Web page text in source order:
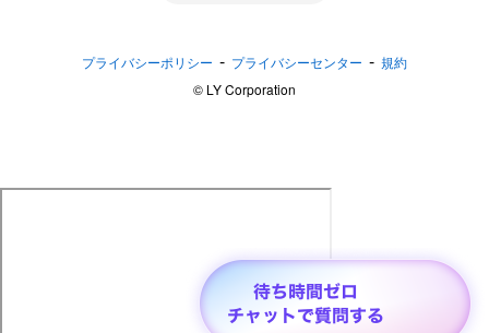
プライバシーポリシー - プライバシーセンター - 規約
©︎ LY Corporation